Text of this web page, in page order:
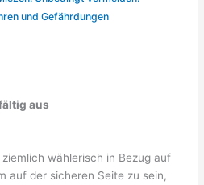
und Gefährdungen
aus
wählerisch in Bezug auf
auf der sicheren Seite zu sein,